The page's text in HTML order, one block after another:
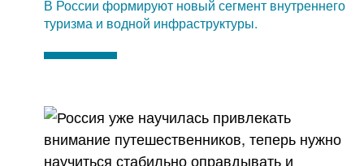
В России формируют новый сегмент внутреннего
туризма и водной инфраструктуры.